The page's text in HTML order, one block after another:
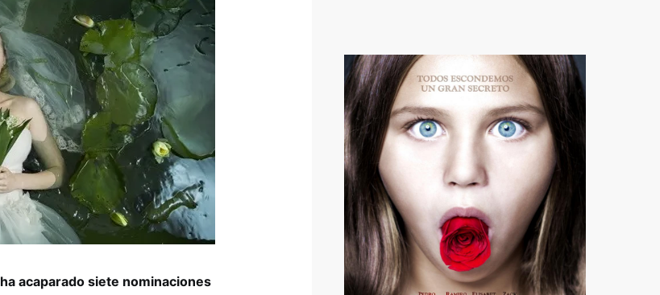
ha acaparado siete nominaciones